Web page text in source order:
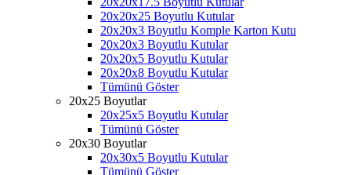
20x20x25 Boyutlu Kutular
20x20x3 Boyutlu Komple Karton Kutu
20x20x3 Boyutlu Kutular
20x20x5 Boyutlu Kutular
20x20x8 Boyutlu Kutular
Tümünü Göster
20x25 Boyutlar
20x25x5 Boyutlu Kutular
Tümünü Göster
20x30 Boyutlar
20x30x5 Boyutlu Kutular
Tümünü Göster